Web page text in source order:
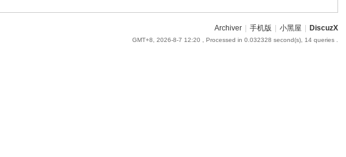
Archiver 手机版 小黑屋 DiscuzX
GMT+8, 2026-8-7 12:20 , Processed in 0.032328 second(s), 14 queries .